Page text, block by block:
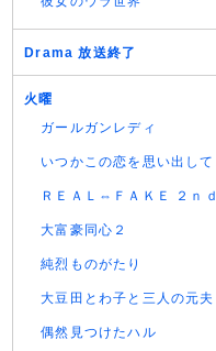
Drama 放送終了
火曜
ガールガンレディ
いつかこの恋を思い出し
ＲＥＡＬ⇔ＦＡＫＥ ２ｎ
大富豪同心２
純烈ものがたり
大豆田とわ子と三人の元夫
偶然見つけたハル